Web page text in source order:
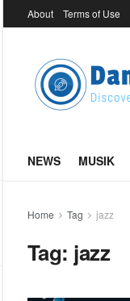
About Terms of Use
NEWS MUSIK
Home Tag jazz
Tag: jazz